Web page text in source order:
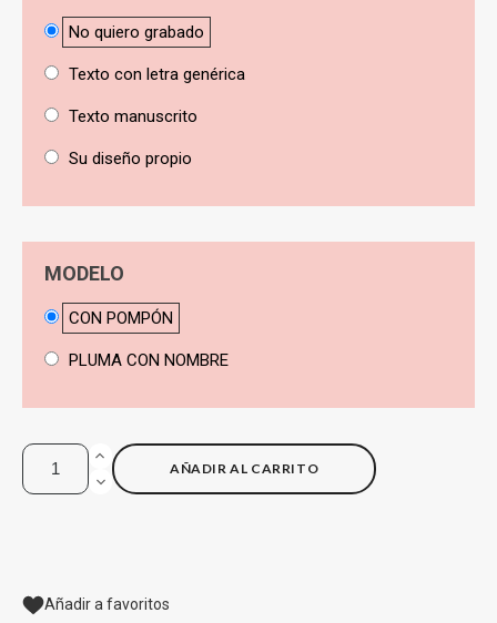
No quiero grabado
Texto con letra genérica
Texto manuscrito
Su diseño propio
MODELO
CON POMPÓN
PLUMA CON NOMBRE
AÑADIR AL CARRITO
Añadir a favoritos